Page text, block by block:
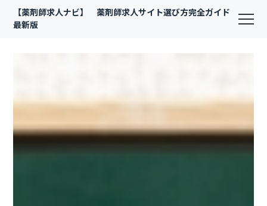
【薬剤師求人ナビ】 薬剤師求人サイト選び方完全ガイド
最新版